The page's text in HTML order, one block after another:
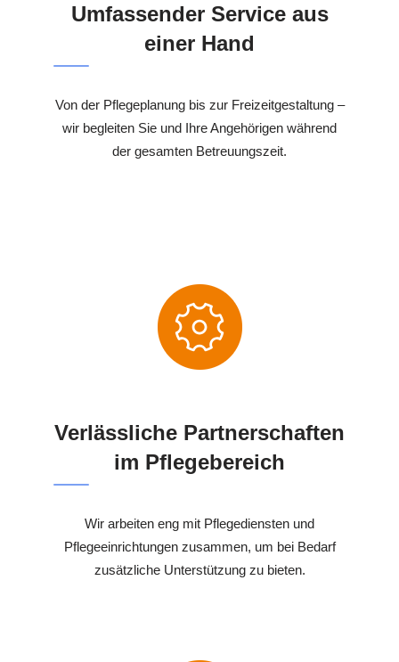
Umfassender Service aus
einer Hand
Von der Pflegeplanung bis zur Freizeitgestaltung –
wir begleiten Sie und Ihre Angehörigen während
der gesamten Betreuungszeit.
Verlässliche Partnerschaften
im Pflegebereich
Wir arbeiten eng mit Pflegediensten und
Pflegeeinrichtungen zusammen, um bei Bedarf
zusätzliche Unterstützung zu bieten.